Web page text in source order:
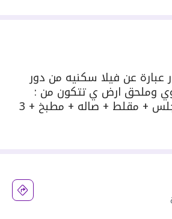
عبارة عن فيلا سكنيه من دور
وملحق ارض ي تتكون من :
الدور الارض ي : مجلس + مقلط + صاله + مطبخ + 3
مياه . الملحق العلوي : صاله +
. الملحق الارضي : غرفة سائق